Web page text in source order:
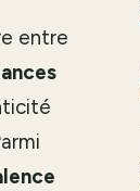
entre